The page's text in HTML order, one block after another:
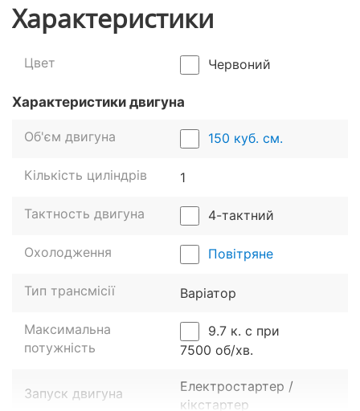
Середньокубатурний моторолер Мотолідер Шторм
оснащений надійним чотиритактним двигуном
потужністю 9,7 к. с. Це перевірений силовий
апаратах бренду. Мінімальний ресурс двигуна
наявністю сучасної системи мастила, яка подає
масло на всі вузли агрегату.
Характеристики
Цвет Червоний
Характеристики двигуна
Об'єм двигуна 150 куб. см.
Кількість циліндрів 1
Тактность двигуна 4-тактний
Охолодження Повітряне
Тип трансмісії Варіатор
Максимальна
потужність
9.7 к. с при
7500 об/хв.
Запуск двигуна
Електростартер /
кікстартер